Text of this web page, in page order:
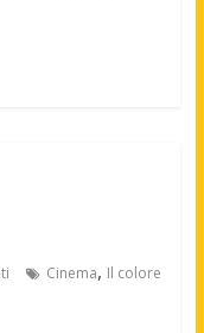
Cinema, Il colore